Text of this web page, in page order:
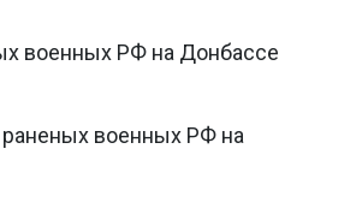
военных РФ на Донбассе
военных РФ на